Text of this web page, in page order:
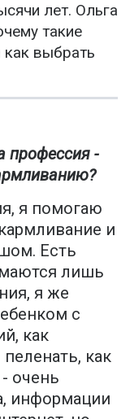
лет. Ольга
такие
выбрать
профессия -
я помогаю
и
Есть
лишь
я же
с
как
как
очень
информации